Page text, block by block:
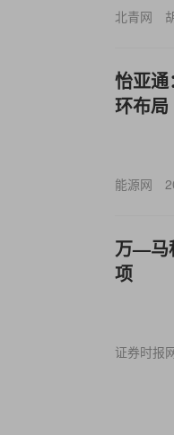
北青网
怡亚
环布局
能源网
万—马
项
证券时报